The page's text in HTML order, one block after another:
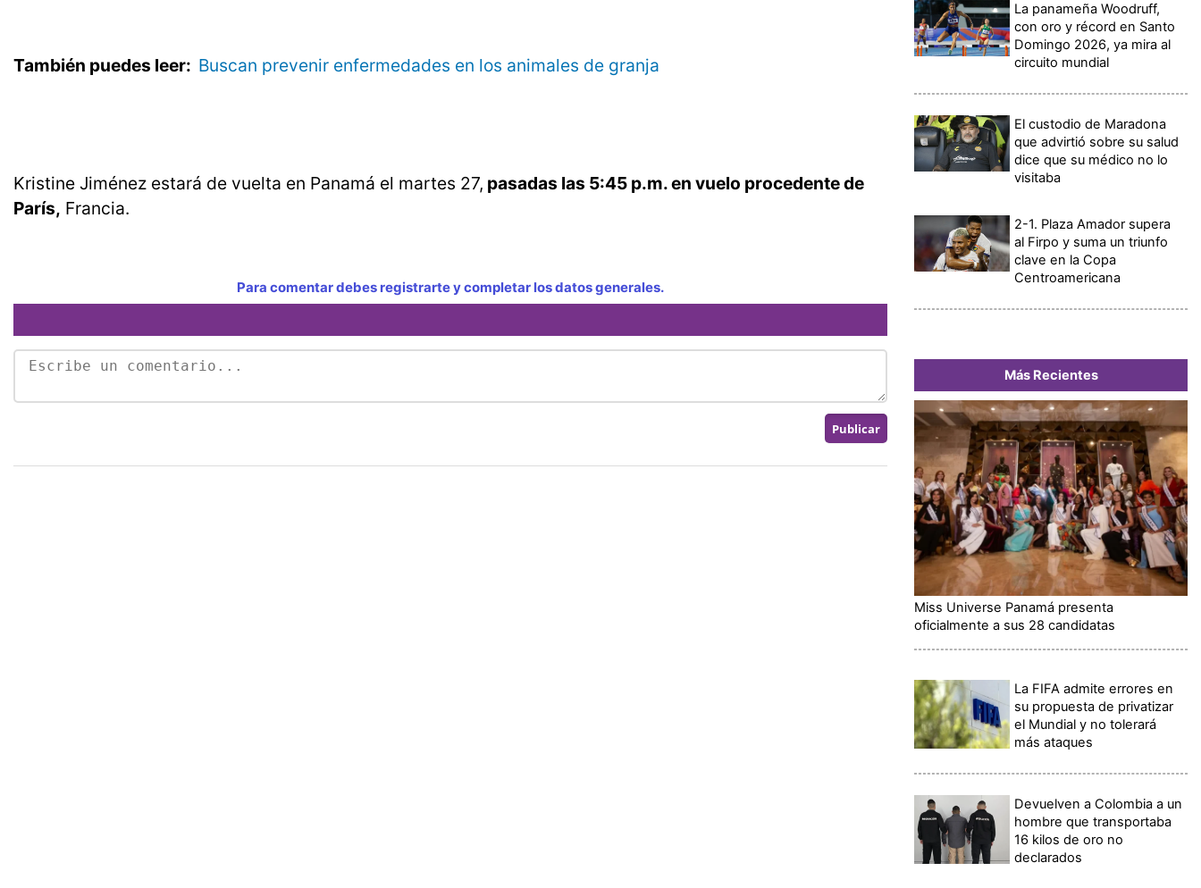
También puedes leer: Buscan prevenir enfermedades en los animales de granja
Kristine Jiménez estará de vuelta en Panamá el martes 27, pasadas las 5:45 p.m. en vuelo procedente de
París, Francia.
Para comentar debes registrarte y completar los datos generales.
La panameña Woodruff,
con oro y récord en Santo
Domingo 2026, ya mira al
circuito mundial
El custodio de Maradona
que advirtió sobre su salud
dice que su médico no lo
visitaba
2-1. Plaza Amador supera
al Firpo y suma un triunfo
clave en la Copa
Centroamericana
Más Recientes
Miss Universe Panamá presenta
oficialmente a sus 28 candidatas
La FIFA admite errores en
su propuesta de privatizar
el Mundial y no tolerará
más ataques
Devuelven a Colombia a un
hombre que transportaba
16 kilos de oro no
declarados